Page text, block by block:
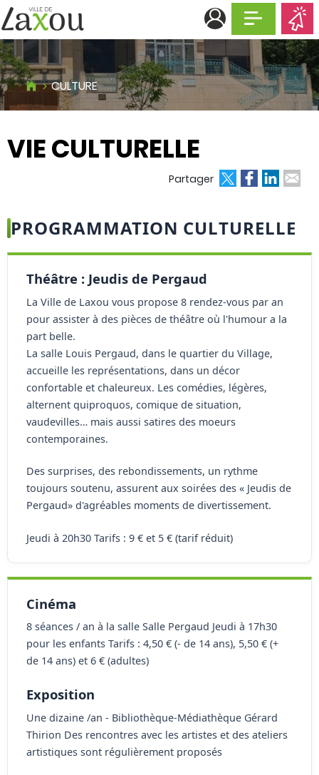
Afficher la
CULTURE
VIE CULTURELLE
Partager
PROGRAMMATION CULTURELLE
Théâtre : Jeudis de Pergaud
La Ville de Laxou vous propose 8 rendez-vous par an
pour assister à des pièces de théâtre où l'humour a la
part belle.
La salle Louis Pergaud, dans le quartier du Village,
accueille les représentations, dans un décor
confortable et chaleureux. Les comédies, légères,
alternent quiproquos, comique de situation,
vaudevilles… mais aussi satires des moeurs
contemporaines.
Des surprises, des rebondissements, un rythme
toujours soutenu, assurent aux soirées des « Jeudis de
Pergaud» d'agréables moments de divertissement.
Jeudi à 20h30 Tarifs : 9 € et 5 € (tarif réduit)
Cinéma
8 séances / an à la salle Salle Pergaud Jeudi à 17h30
pour les enfants Tarifs : 4,50 € (- de 14 ans), 5,50 € (+
de 14 ans) et 6 € (adultes)
Exposition
Une dizaine /an - Bibliothèque-Médiathèque Gérard
Thirion Des rencontres avec les artistes et des ateliers
artistiques sont régulièrement proposés